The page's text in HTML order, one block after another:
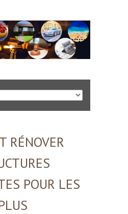
RÉNOVER
POUR LES